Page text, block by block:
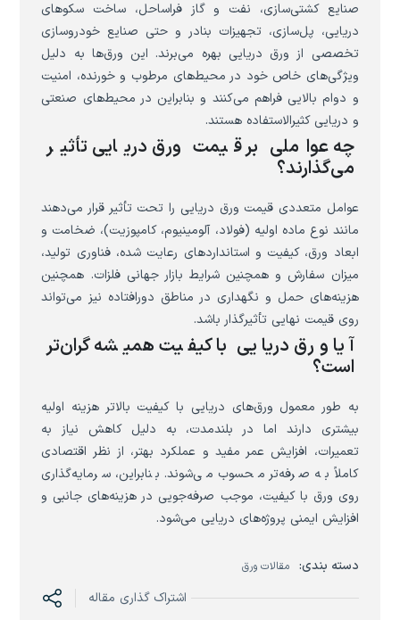
صنایع کشتی‌سازی، نفت و گاز فراساحل، ساخت سکوهای
دریایی، پل‌سازی، تجهیزات بنادر و حتی صنایع خودروسازی
تخصصی از ورق دریایی بهره می‌برند. این ورق‌ها به دلیل
ویژگی‌های خاص خود در محیط‌های مرطوب و خورنده، امنیت
و دوام بالایی فراهم می‌کنند و بنابراین در محیط‌های صنعتی
و دریایی کثیرالاستفاده هستند.
چه عواملی بر قیمت ورق دریایی تأثیر
می‌گذارند؟
عوامل متعددی قیمت ورق دریایی را تحت تأثیر قرار می‌دهند
مانند نوع ماده اولیه (فولاد، آلومینیوم، کامپوزیت)، ضخامت و
ابعاد ورق، کیفیت و استانداردهای رعایت شده، فناوری تولید،
میزان سفارش و همچنین شرایط بازار جهانی فلزات. همچنین
هزینه‌های حمل و نگهداری در مناطق دورافتاده نیز می‌تواند
روی قیمت نهایی تأثیرگذار باشد.
آیا ورق دریایی با کیفیت همیشه گران‌تر
است؟
به طور معمول ورق‌های دریایی با کیفیت بالاتر هزینه اولیه
بیشتری دارند اما در بلندمدت، به دلیل کاهش نیاز به
تعمیرات، افزایش عمر مفید و عملکرد بهتر، از نظر اقتصادی
کاملاً به صرفه‌تر محسوب می‌شوند. بنابراین، سرمایه‌گذاری
روی ورق با کیفیت، موجب صرفه‌جویی در هزینه‌های جانبی و
افزایش ایمنی پروژه‌های دریایی می‌شود.
دسته بندی: مقالات ورق
اشتراک گذاری مقاله